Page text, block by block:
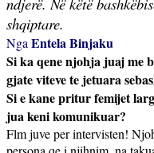
shqiptare.
Nga Entela Binjaku
Si ka qene njohja juaj me
gjate viteve te jetuara
Si e kane pritur femijet
jua keni komunikuar?
Flm juve per intervisten!